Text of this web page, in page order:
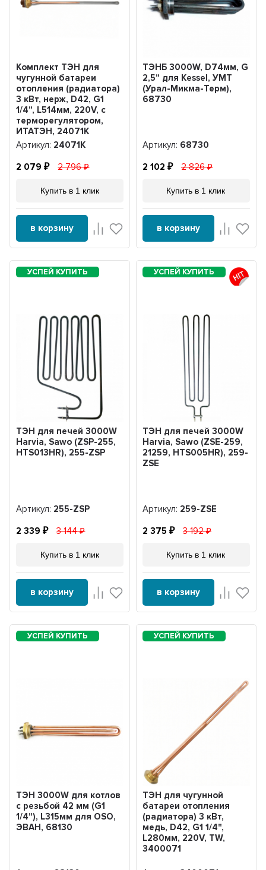
Комплект ТЭН для
чугунной батареи
отопления (радиатора)
3 кВт, нерж, D42, G1
1/4", L514мм, 220V, с
терморегулятором,
ИТАТЭН, 24071К
Артикул: 24071К
2 079 2 796
Купить в 1 клик
в корзину
ТЭНБ 3000W, D74мм, G
2,5" для Kessel, УМТ
(Урал-Микма-Терм),
68730
Артикул: 68730
2 102 2 826
Купить в 1 клик
в корзину
ТЭН для печей 3000W
Harvia, Sawo (ZSP-255,
HTS013HR), 255-ZSP
Артикул: 255-ZSP
2 339 3 144
Купить в 1 клик
в корзину
ТЭН для печей 3000W
Harvia, Sawo (ZSE-259,
21259, HTS005HR), 259-
ZSE
Артикул: 259-ZSE
2 375 3 192
Купить в 1 клик
в корзину
ТЭН 3000W для котлов
с резьбой 42 мм (G1
1/4"), L315мм для OSO,
ЭВАН, 68130
ТЭН для чугунной
батареи отопления
(радиатора) 3 кВт,
медь, D42, G1 1/4",
L280мм, 220V, TW,
3400071